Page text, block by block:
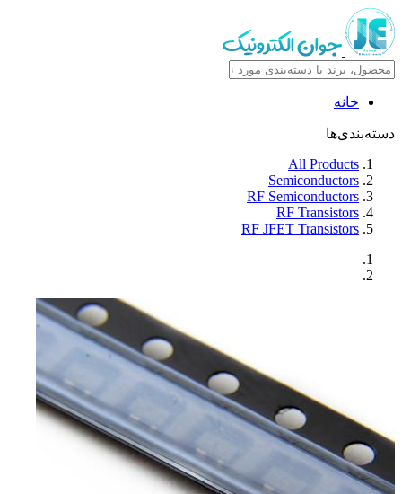
خانه
دسته‌بندی‌ها
All Products
Semiconductors
RF Semiconductors
RF Transistors
RF JFET Transistors